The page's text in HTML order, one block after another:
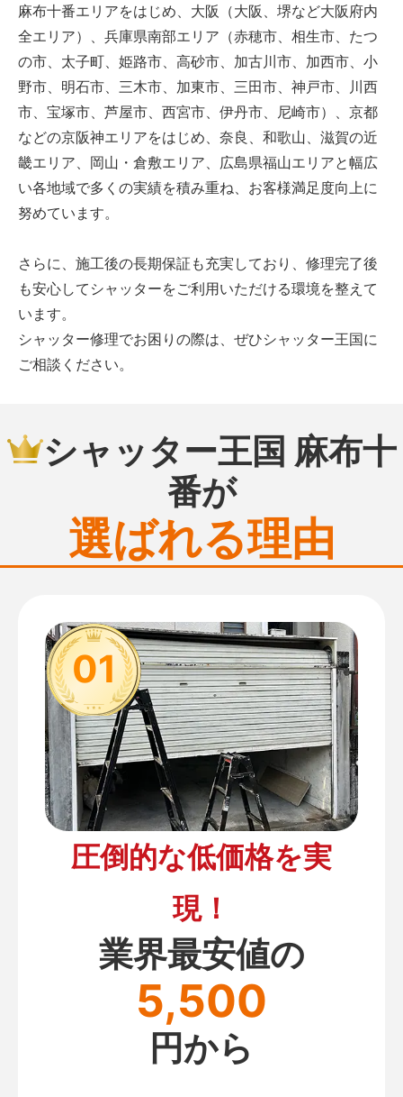
麻布十番エリアをはじめ、大阪（大阪、堺など大阪府内
全エリア）、兵庫県南部エリア（赤穂市、相生市、たつ
の市、太子町、姫路市、高砂市、加古川市、加西市、小
野市、明石市、三木市、加東市、三田市、神戸市、川西
市、宝塚市、芦屋市、西宮市、伊丹市、尼崎市）、京都
などの京阪神エリアをはじめ、奈良、和歌山、滋賀の近
畿エリア、岡山・倉敷エリア、広島県福山エリアと幅広
い各地域で多くの実績を積み重ね、お客様満足度向上に
努めています。
さらに、施工後の長期保証も充実しており、修理完了後
も安心してシャッターをご利用いただける環境を整えて
います。
シャッター修理でお困りの際は、ぜひシャッター王国に
ご相談ください。
シャッター王国 麻布十
番が
選ばれる理由
01
圧倒的な低価格を実
現！
業界最安値の
5,500
円から